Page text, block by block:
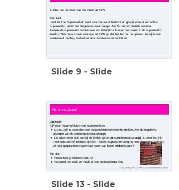
Luister het nummer van the Clash uit 1979.
Fun fact:
'Lost In The Supermarket' werd voor het eerst bedacht en geschreven in een echte
supermarkt, onder het flatgebouw waar zanger Joe Strummer destijds woonde.
Hoewel de supermarkt te klein was om letterlijk te kunnen ‘verdwalen in de supermarkt’,
merkte Strummer in een interview uit 1999 op dat het lied ‘in me opkwam terwijl ik wat
verdwaasd rondliep, bedwelmd door de kleuren en de lichten.’
Slide 9 - Slide
Nu in de Actie!
Opdracht
Kijk naarreclamefolders van supermarkten.
Ga nu zelf in tweetallen een reclamefolder/advertentie maken over de negatieve
gevolgen van de consumptiemaatschappij.
De advertentie sluit aan bij de kritiek op de consumptiemaatschappij uit deze les. Hij
moet spottend of ironisch zijn (bv.: ‘Maxis Superstore veegt je hele binnenstad schoon.
Je hebt gegarandeerd geen last meer van kleine middenstand!’)
Tot slot:
Presenteer je reclame kort, of
verzamel het werk en maak er een reclamefolder van.
1 Op Zondag, 13-10-1974, NOS, collectie Beeld & Geluid
Slide 13 - Slide